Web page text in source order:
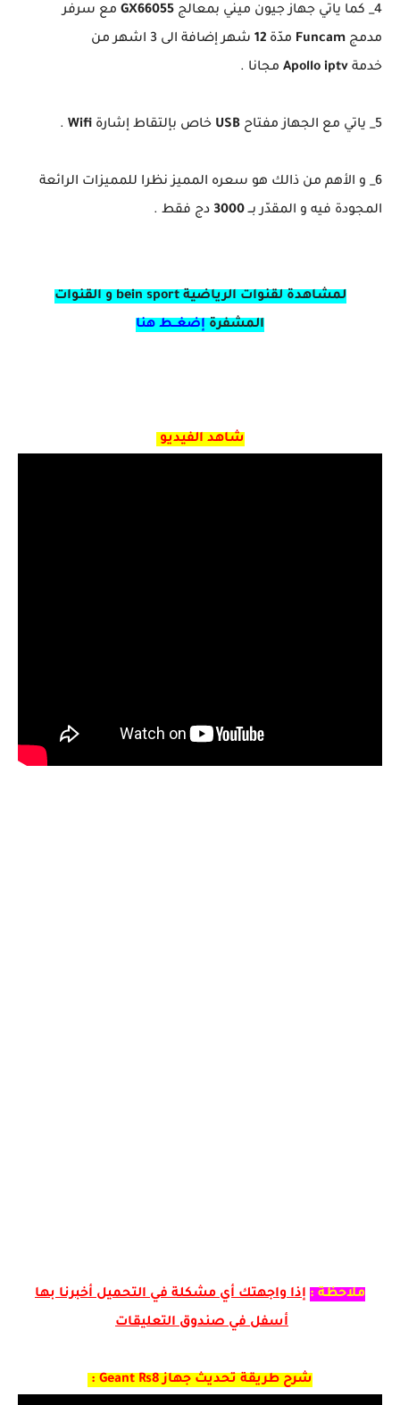
4_ كما ياتي جهاز جيون ميني بمعالج GX66055 مع سرفر
مدمج Funcam مدّة 12
شهر إضافة الى 3 اشهر من
خدمة
مجانا .
5_ ياتي مع الجهاز مفتاح USB خاص بإلتقاط إشارة Wifi
.
6_ و الأهم من ذالك هو سعره المميز نظرا للمميزات الرائعة
المجودة فيه و المقدّر بــ3000 دج فقط .
لمشاهدة لقنوات الرياضية bein sport و القنوات
المشفرة إضغــط هنا
شاهد الفيديو
ملاحظة : إذا واجهتك أي مشكلة في التحميل أخبرنا بها
أسفل في صندوق التعليقات
شرح طريقة تحديث جهاز Geant Rs8 :